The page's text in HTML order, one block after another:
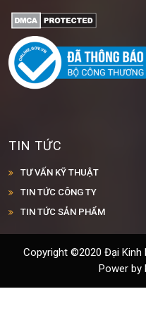
TIN TỨC
TƯ VẤN KỸ THUẬT
TIN TỨC CÔNG TY
TIN TỨC SẢN PHẨM
Copyright ©2020 Đại Kinh
Power